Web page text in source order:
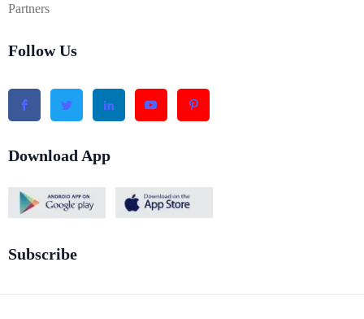
Partners
Follow Us
Download App
Subscribe